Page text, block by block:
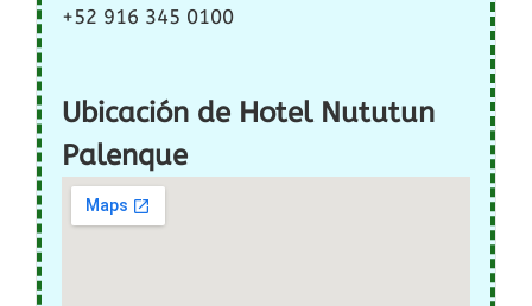
+52 916 345 0100
Ubicación de Hotel Nututun
Palenque